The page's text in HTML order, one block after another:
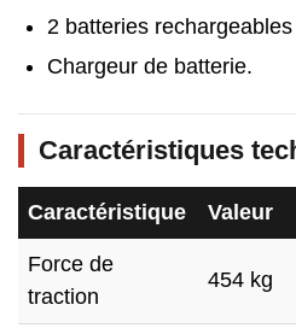
2 batteries rechargeables
Chargeur de batterie.
Caractéristiques
Caractéristique Valeur
Force de
traction
454 kg